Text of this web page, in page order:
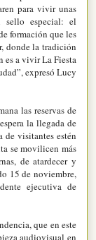
para vivir unas
sello especial: el
formación que les
donde la tradición
es a vivir La Fiesta
expresó Lucy
las reservas de
la llegada de
de visitantes estén
se movilicen más
de atardecer y
15 de noviembre,
ejecutiva de
que en este
audiovisual en